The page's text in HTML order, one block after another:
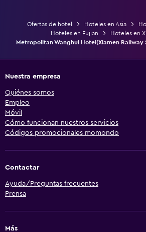
Ofertas de hotel Hoteles en Asia
Hoteles en Fujian
Hoteles en
Metropolitan Wanghui Hotel(Xiamen
Nuestra empresa
Quiénes somos
Empleo
Móvil
Cómo funcionan nuestros servicios
Códigos promocionales momondo
Contactar
Ayuda/Preguntas frecuentes
Prensa
Más